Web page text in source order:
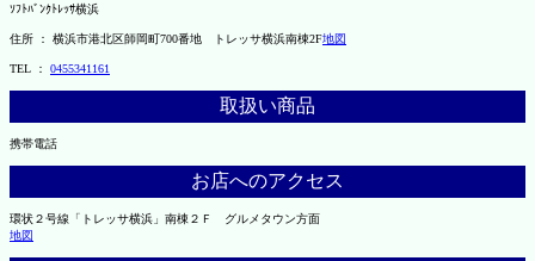
ｿﾌﾄﾊﾞﾝｸﾄﾚｯｻ横浜
住所 ： 横浜市港北区師岡町700番地 トレッサ横浜南棟2F地図
TEL ： 0455341161
取扱い商品
携帯電話
お店へのアクセス
環状２号線「トレッサ横浜」南棟２Ｆ グルメタウン方面
地図